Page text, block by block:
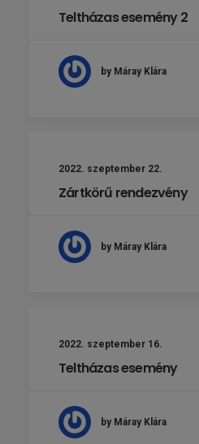
Teltházas esemény 2
by Máray Klára
2022. szeptember 22.
Zártkörű rendezvény
by Máray Klára
2022. szeptember 16.
Teltházas esemény
by Máray Klára